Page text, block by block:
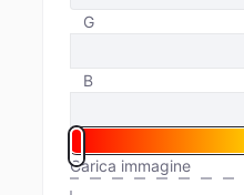
G
B
Carica immagine